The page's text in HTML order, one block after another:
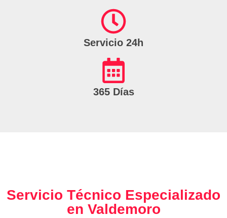
Servicio 24h
365 Días
Servicio Técnico Especializado
en Valdemoro